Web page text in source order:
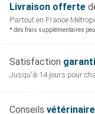
Livraison offerte
Partout en France
* des frais supplémentaires
Satisfaction
Jusqu'à 14 jours pour
Conseils